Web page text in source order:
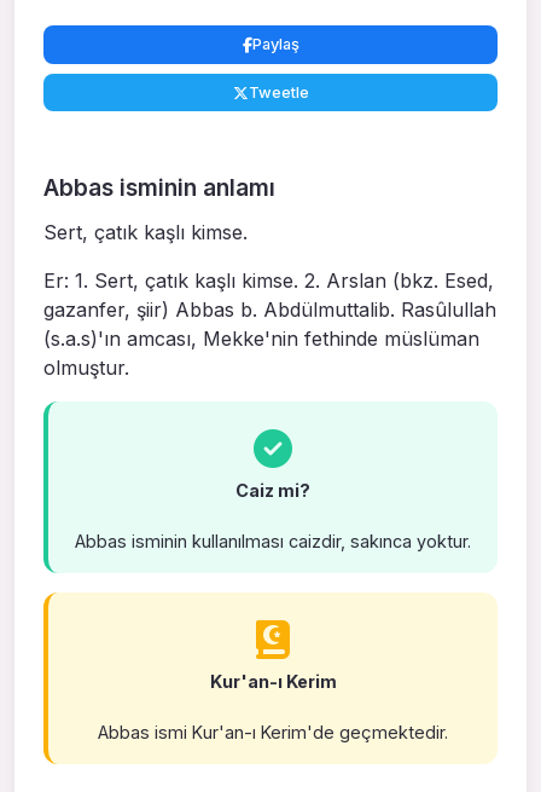
Paylaş
Tweetle
Abbas isminin anlamı
Sert, çatık kaşlı kimse.
Er: 1. Sert, çatık kaşlı kimse. 2. Arslan (bkz. Esed,
gazanfer, şiir) Abbas b. Abdülmuttalib. Rasûlullah
(s.a.s)'ın amcası, Mek­ke'nin fethinde müslüman
olmuştur.
Caiz mi?
Abbas isminin kullanılması caizdir, sakınca yoktur.
Kur'an-ı Kerim
Abbas ismi Kur'an-ı Kerim'de geçmektedir.